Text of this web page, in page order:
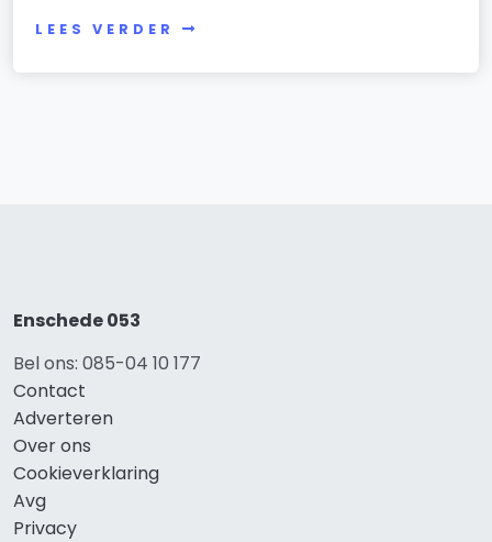
LEES VERDER
Enschede 053
Bel ons: 085-04 10 177
Contact
Adverteren
Over ons
Cookieverklaring
Avg
Privacy